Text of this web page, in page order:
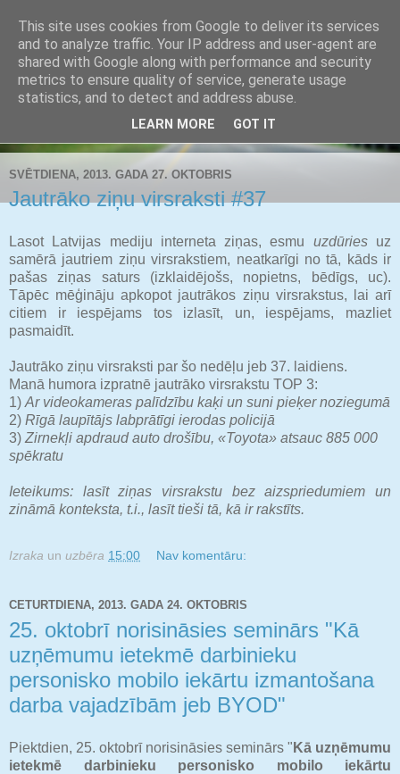
Buldozers.Lv
Subjektīvi par svarīgāko.
SVĒTDIENA, 2013. GADA 27. OKTOBRIS
Jautrāko ziņu virsraksti #37
Lasot Latvijas mediju interneta ziņas, esmu uzdūries uz
samērā jautriem ziņu virsrakstiem, neatkarīgi no tā, kāds ir
pašas ziņas saturs (izklaidējošs, nopietns, bēdīgs, uc).
Tāpēc mēģināju apkopot jautrākos ziņu virsrakstus, lai arī
citiem ir iespējams tos izlasīt, un, iespējams, mazliet
pasmaidīt.
Jautrāko ziņu virsraksti par šo nedēļu jeb 37. laidiens.
Manā humora izpratnē jautrāko virsrakstu TOP 3:
1) Ar videokameras palīdzību kaķi un suni pieķer noziegumā
2) Rīgā laupītājs labprātīgi ierodas policijā
3) Zirnekļi apdraud auto drošību, «Toyota» atsauc 885 000
spēkratu
Ieteikums: lasīt ziņas virsrakstu bez aizspriedumiem un
zināmā konteksta, t.i., lasīt tieši tā, kā ir rakstīts.
Izraka un uzbēra 15:00 Nav komentāru:
CETURTDIENA, 2013. GADA 24. OKTOBRIS
25. oktobrī norisināsies seminārs "Kā
uzņēmumu ietekmē darbinieku
personisko mobilo iekārtu izmantošana
darba vajadzībām jeb BYOD"
Piektdien, 25. oktobrī norisināsies seminārs " Kā uzņēmumu
ietekmē darbinieku personisko mobilo iekārtu
This site uses cookies from Google to deliver its services
and to analyze traffic. Your IP address and user-agent are
shared with Google along with performance and security
metrics to ensure quality of service, generate usage
statistics, and to detect and address abuse.
LEARN MORE GOT IT